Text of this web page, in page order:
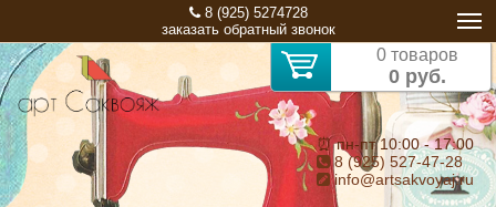
8 (925) 5274728
заказать обратный звонок
0 товаров
0 руб.
⏰ пн-пт 10:00 - 17:00
8 (925) 527-47-28
info@artsakvoyaj.ru